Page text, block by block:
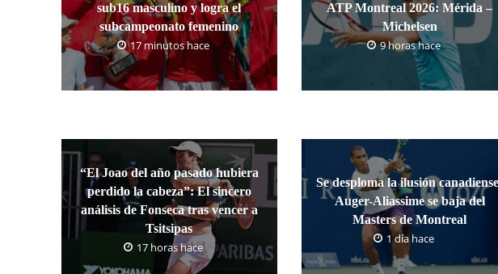
sub16 masculino y logra el
subcampeonato femenino
17 minutos hace
ATP Montreal 2026: Mérida –
Michelsen
9 horas hace
“El Joao del año pasado hubiera
perdido la cabeza”: El sincero
análisis de Fonseca tras vencer a
Tsitsipas
17 horas hace
Se desploma la ilusión
Auger-Aliassime se baja del
Masters de Montreal
1 día hace